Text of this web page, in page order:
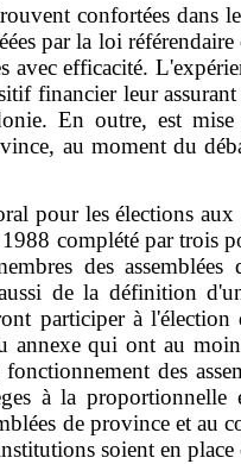
confortées dans
par la loi
avec efficacité.
financier leur
En outre, est
au moment du
pour les élections
complété par trois
des
de la définition
participer à l'élection
annexe qui ont au
des
à la
de province et au
soient en